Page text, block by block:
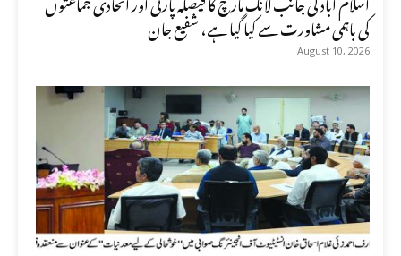
کی باہمی مشاورت سے کیا گیا ہے، شفیع جان
August 10, 2026